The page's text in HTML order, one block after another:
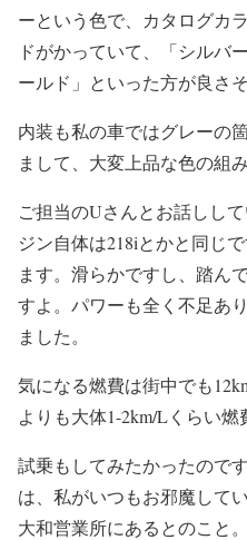
ーという色で、カタログカ
ドがかっていて、「シルバ
ールド」といった方が良さ
内装も私の車ではグレーの
まして、大変上品な色の組
ご担当のUさんとお話しし
ジン自体は218iとかと同じ
ます。滑らかですし、踏ん
すよ。パワーも全く不足あ
ました。
気になる燃費は街中でも
よりも大体1-2km/Lくらい燃
試乗もしてみたかったので
は、私がいつもお邪魔して
大和営業所にあるとのこと